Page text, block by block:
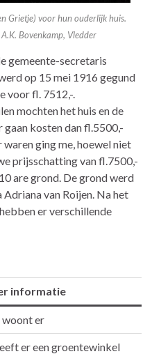
Grietje) voor hun ouderlijk huis.
Bovenkamp, Vledder
gemeente-secretaris
op 15 mei 1916 gegund
voor fl. 7512,-.
mochten het huis en de
kosten dan fl.5500,-
ging me, hoewel niet
prijsschatting van fl.7500,-
are grond. De grond werd
van Roijen. Na het
er verschillende
informatie
woont er
er een groentewinkel